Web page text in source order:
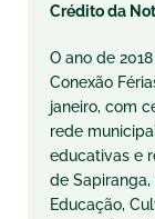
Crédito da
O ano de
Conexão
janeiro, com
rede
educativas e
de
Educação,